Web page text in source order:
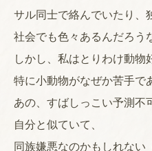
サル同士で絡んでいたり、
社会でも色々あるんだろう
しかし、私はとりわけ動物
特に小動物がなぜか苦手で
あの、すばしっこい予測不
自分と似ていて、
同族嫌悪なのかもしれない